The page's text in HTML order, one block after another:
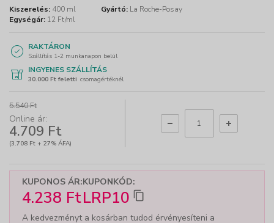
Kiszerelés: 400 ml Gyártó: La Roche-Posay
Egységár: 12 Ft/ml
RAKTÁRON
Szállítás 1-2 munkanapon belül
INGYENES SZÁLLÍTÁS
30.000 Ft feletti csomagértéknél
5.540 Ft
Online ár:
4.709 Ft
(3.708 Ft + 27% ÁFA)
KUPONOS ÁR:
4.238 Ft
KUPONKÓD:
LRP10
A kedvezményt a kosárban tudod érvényesíteni a